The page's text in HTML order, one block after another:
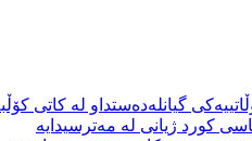
گیانلەدەستداو لە کاتی
کورد ژیانی لە مەترسیدایە